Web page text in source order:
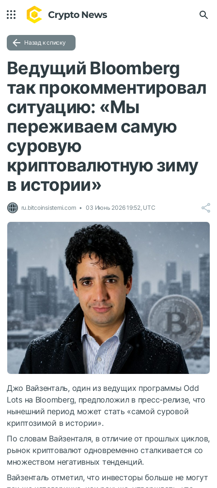
Назад к списку
Ведущий Bloomberg
так прокомментировал
ситуацию: «Мы
переживаем самую
суровую
криптовалютную зиму
в истории»
ru.bitcoinsistemi.com 03 Июнь 2026 19:52, UTC
Джо Вайзенталь, один из ведущих программы Odd
Lots на Bloomberg, предположил в пресс-релизе, что
нынешний период может стать «самой суровой
криптозимой в истории».
По словам Вайзенталя, в отличие от прошлых циклов,
рынок криптовалют одновременно сталкивается со
множеством негативных тенденций.
Вайзенталь отметил, что инвесторы больше не могут